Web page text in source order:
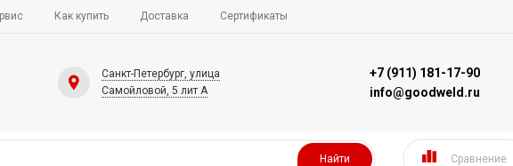
Как купить Доставка Сертификаты
Санкт-Петербург, улица
Самойловой, 5 лит А
+7 (911) 181-17-90
info@goodweld.ru
Найти Сравнение